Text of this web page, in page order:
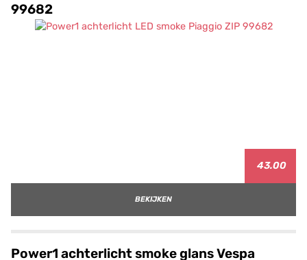
99682
43.00
BEKIJKEN
Power1 achterlicht smoke glans Vespa